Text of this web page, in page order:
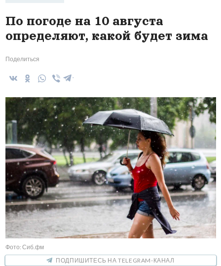
По погоде на 10 августа
определяют, какой будет зима
Поделиться
Фото: Сиб.фм
ПОДПИШИТЕСЬ НА TELEGRAM-КАНАЛ